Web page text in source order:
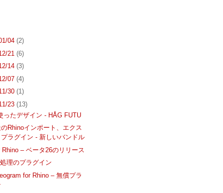
04 (2)
21 (6)
14 (3)
07 (4)
30 (1)
23 (13)
ったデザイン - HÅG FUTU
Rhinoインポート、エクス
ラグイン - 新しいバンドル
– ベータ26のリリース
理のプラグイン
for Rhino – 無償プラ